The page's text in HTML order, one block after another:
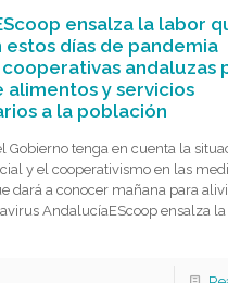
ensalza la labor
estos días de pandemia
andaluzas
alimentos y servicios
a la población
Gobierno tenga en cuenta la
y el cooperativismo en las
dará a conocer mañana para
AndalucíaEScoop ensalza